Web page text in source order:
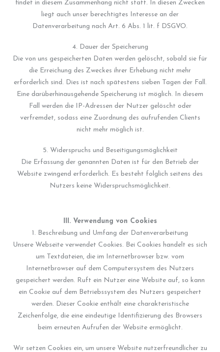
findet in diesem Zusammenhang nicht statt. In diesen Zwecken
liegt auch unser berechtigtes Interesse an der
Datenverarbeitung nach Art. 6 Abs. 1 lit. f DSGVO.
4. Dauer der Speicherung
Die von uns gespeicherten Daten werden gelöscht, sobald sie für
die Erreichung des Zweckes ihrer Erhebung nicht mehr
erforderlich sind. Dies ist nach spätestens sieben Tagen der Fall.
Eine darüberhinausgehende Speicherung ist möglich. In diesem
Fall werden die IP-Adressen der Nutzer gelöscht oder
verfremdet, sodass eine Zuordnung des aufrufenden Clients
nicht mehr möglich ist.
5. Widerspruchs und Beseitigungsmöglichkeit
Die Erfassung der genannten Daten ist für den Betrieb der
Website zwingend erforderlich. Es besteht folglich seitens des
Nutzers keine Widerspruchsmöglichkeit.
III. Verwendung von Cookies
1. Beschreibung und Umfang der Datenverarbeitung
Unsere Webseite verwendet Cookies. Bei Cookies handelt es sich
um Textdateien, die im Internetbrowser bzw. vom
Internetbrowser auf dem Computersystem des Nutzers
gespeichert werden. Ruft ein Nutzer eine Website auf, so kann
ein Cookie auf dem Betriebssystem des Nutzers gespeichert
werden. Dieser Cookie enthält eine charakteristische
Zeichenfolge, die eine eindeutige Identifizierung des Browsers
beim erneuten Aufrufen der Website ermöglicht.
Wir setzen Cookies ein, um unsere Website nutzerfreundlicher zu